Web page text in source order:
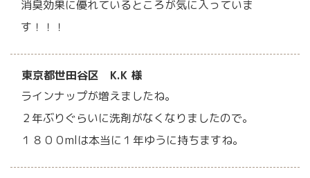
消臭効果に優れているところが気に入っていま
す！！！
東京都世田谷区 K.K 様
ラインナップが増えましたね。
２年ぶりぐらいに洗剤がなくなりましたので。
１８００mlは本当に１年ゆうに持ちますね。